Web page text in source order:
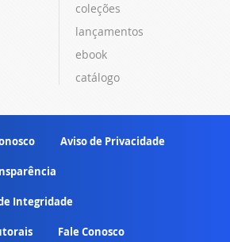
coleções
lançamentos
ebook
catálogo
Aviso de Privacidade
Integridade
Fale Conosco